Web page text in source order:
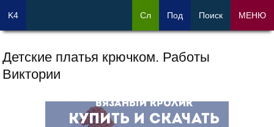
Детские платья крючком. Работы
Виктории
K4 Сл Под Поиск МЕНЮ